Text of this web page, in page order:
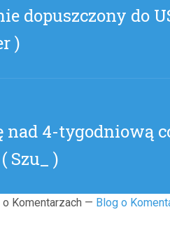
dopuszczony do
)
nad 4-tygodniową
Szu_ )
Komentarzach — Blog o